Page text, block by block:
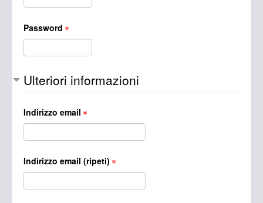
Password
Ulteriori informazioni
Indirizzo email
Indirizzo email (ripeti)